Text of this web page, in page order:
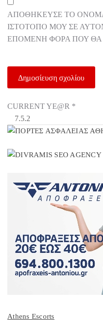
ΑΠΟΘΉΚΕΥΣΕ ΤΟ
ΙΣΤΌΤΟΠΟ ΜΟΥ ΣΕ
ΕΠΌΜΕΝΗ ΦΟΡΆ ΠΟΥ ΘΑ
CURRENT YE@R *
Athens Escorts